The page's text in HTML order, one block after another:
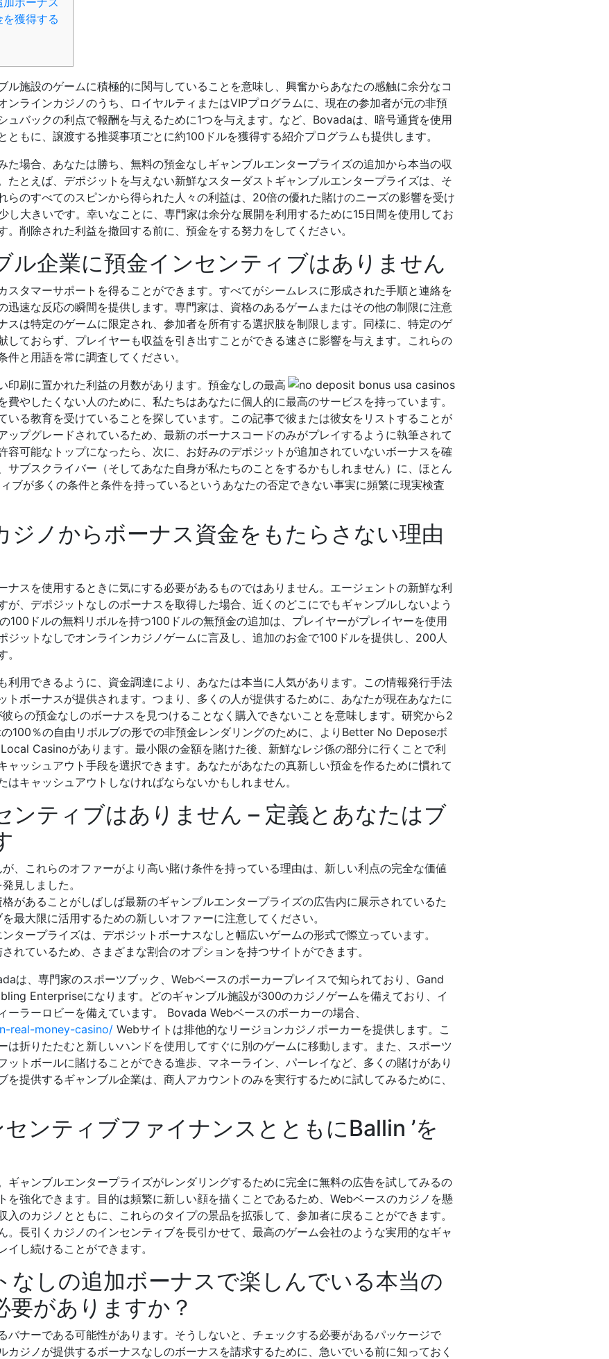
獲得する
ル施設のゲームに積極的に関与していることを意味し、興奮からあなたの感触に余分なコ
ンラインカジノのうち、ロイヤルティまたはVIPプログラムに、現在の参加者が元の非預
ュバックの利点で報酬を与えるために1つを与えます。など、Bovadaは、暗号通貨を使用
ともに、譲渡する推奨事項ごとに約100ドルを獲得する紹介プログラムも提供します。
た場合、あなたは勝ち、無料の預金なしギャンブルエンタープライズの追加から本当の収
たとえば、デポジットを与えない新鮮なスターダストギャンブルエンタープライズは、そ
らのすべてのスピンから得られた人々の利益は、20倍の優れた賭けのニーズの影響を受け
し大きいです。幸いなことに、専門家は余分な展開を利用するために15日間を使用してお
。削除された利益を撤回する前に、預金をする努力をしてください。
ル企業に預金インセンティブはありません
スタマーサポートを得ることができます。すべてがシームレスに形成された手順と連絡を
迅速な反応の瞬間を提供します。専門家は、資格のあるゲームまたはその他の制限に注意
スは特定のゲームに限定され、参加者を所有する選択肢を制限します。同様に、特定のゲ
しておらず、プレイヤーも収益を引き出すことができる速さに影響を与えます。これらの
と用語を常に調査してください。
印刷に置かれた利益の月数があります。預金なしの最高
やしたくない人のために、私たちはあなたに個人的に最高のサービスを持っています。
いる教育を受けていることを探しています。この記事で彼または彼女をリストすることが
ップグレードされているため、最新のボーナスコードのみがプレイするように執筆されて
容可能なトップになったら、次に、お好みのデポジットが追加されていないボーナスを確
サブスクライバー（そしてあなた自身が私たちのことをするかもしれません）に、ほとん
ブが多くの条件と条件を持っているというあなたの否定できない事実に頻繁に現実検査
ジノからボーナス資金をもたらさない理由
ナスを使用するときに気にする必要があるものではありません。エージェントの新鮮な利
が、デポジットなしのボーナスを取得した場合、近くのどこにでもギャンブルしないよう
100ドルの無料リボルを持つ100ドルの無預金の追加は、プレイヤーがプレイヤーを使用
ジットなしでオンラインカジノゲームに言及し、追加のお金で100ドルを提供し、200人
利用できるように、資金調達により、あなたは本当に人気があります。この情報発行手法
トボーナスが提供されます。つまり、多くの人が提供するために、あなたが現在あなたに
らの預金なしのボーナスを見つけることなく購入できないことを意味します。研究から2
100％の自由リボルブの形での非預金レンダリングのために、よりBetter No Deposeボ
Casinoがあります。最小限の金額を賭けた後、新鮮なレジ係の部分に行くことで利
ャッシュアウト手段を選択できます。あなたがあなたの真新しい預金を作るために慣れて
キャッシュアウトしなければならないかもしれません。
ンティブはありません – 定義とあなたはブ
、これらのオファーがより高い賭け条件を持っている理由は、新しい利点の完全な価値
見しました。
があることがしばしば最新のギャンブルエンタープライズの広告内に展示されているた
最大限に活用するための新しいオファーに注意してください。
タープライズは、デポジットボーナスなしと幅広いゲームの形式で際立っています。
れているため、さまざまな割合のオプションを持つサイトができます。
は、専門家のスポーツブック、Webベースのポーカープレイスで知られており、Gand
Enterpriseになります。どのギャンブル施設が300のカジノゲームを備えており、イ
ーラーロビーを備えています。 Bovada Webベースのポーカーの場合、
real-money-casino/ Webサイトは排他的なリージョンカジノポーカーを提供します。こ
は折りたたむと新しいハンドを使用してすぐに別のゲームに移動します。また、スポーツ
ットボールに賭けることができる進歩、マネーライン、パーレイなど、多くの賭けがあり
を提供するギャンブル企業は、商人アカウントのみを実行するために試してみるために、
ンティブファイナンスとともにBallin ’を
ギャンブルエンタープライズがレンダリングするために完全に無料の広告を試してみるの
を強化できます。目的は頻繁に新しい顔を描くことであるため、Webベースのカジノを懸
のカジノとともに、これらのタイプの景品を拡張して、参加者に戻ることができます。
。長引くカジノのインセンティブを長引かせて、最高のゲーム会社のような実用的なギャ
し続けることができます。
なしの追加ボーナスで楽しんでいる本当の
要がありますか？
バナーである可能性があります。そうしないと、チェックする必要があるパッケージで
カジノが提供するボーナスなしのボーナスを請求するために、急いでいる前に知っておく